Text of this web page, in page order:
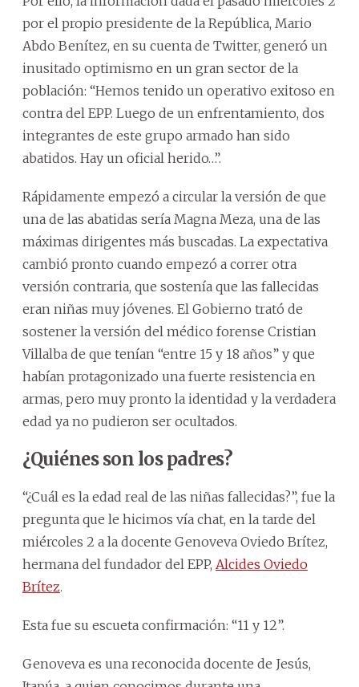
por el propio presidente de la República, Mario
Abdo Benítez, en su cuenta de Twitter, generó un
inusitado optimismo en un gran sector de la
población: “Hemos tenido un operativo exitoso en
contra del EPP. Luego de un enfrentamiento, dos
integrantes de este grupo armado han sido
abatidos. Hay un oficial herido…”.
Rápidamente empezó a circular la versión de que
una de las abatidas sería Magna Meza, una de las
máximas dirigentes más buscadas. La expectativa
cambió pronto cuando empezó a correr otra
versión contraria, que sostenía que las fallecidas
eran niñas muy jóvenes. El Gobierno trató de
sostener la versión del médico forense Cristian
Villalba de que tenían “entre 15 y 18 años” y que
habían protagonizado una fuerte resistencia en
armas, pero muy pronto la identidad y la verdadera
edad ya no pudieron ser ocultados.
¿Quiénes son los padres?
“¿Cuál es la edad real de las niñas fallecidas?”, fue la
pregunta que le hicimos vía chat, en la tarde del
miércoles 2 a la docente Genoveva Oviedo Brítez,
hermana del fundador del EPP, Alcides Oviedo
Brítez.
Esta fue su escueta confirmación: “11 y 12”.
Genoveva es una reconocida docente de Jesús,